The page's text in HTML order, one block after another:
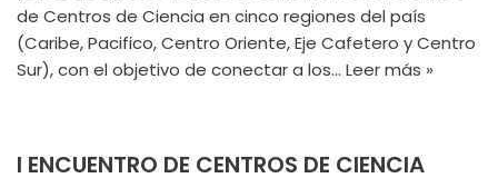
de Centros de Ciencia en cinco regiones del país
(Caribe, Pacifico, Centro Oriente, Eje Cafetero y Centro
Sur), con el objetivo de conectar a los… Leer más »
I ENCUENTRO DE CENTROS DE CIENCIA